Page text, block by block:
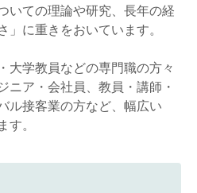
いての理論や研究、長年の経
に重きをおいています。
大学教員などの専門職の方々
ニア・会社員、教員・講師・
ル接客業の方など、幅広い
。